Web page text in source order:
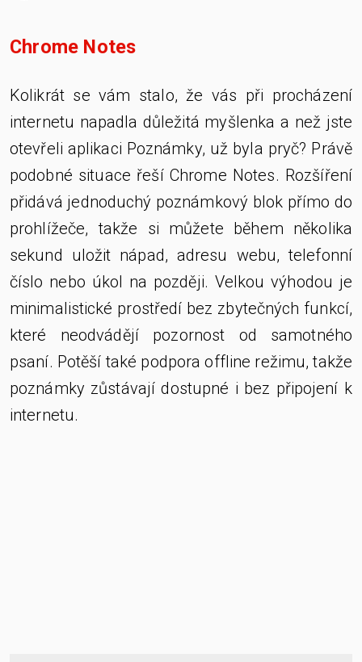
Chrome Notes
Kolikrát se vám stalo, že vás při procházení
internetu napadla důležitá myšlenka a než jste
otevřeli aplikaci Poznámky, už byla pryč? Právě
podobné situace řeší Chrome Notes. Rozšíření
přidává jednoduchý poznámkový blok přímo do
prohlížeče, takže si můžete během několika
sekund uložit nápad, adresu webu, telefonní
číslo nebo úkol na později. Velkou výhodou je
minimalistické prostředí bez zbytečných funkcí,
které neodvádějí pozornost od samotného
psaní. Potěší také podpora offline režimu, takže
poznámky zůstávají dostupné i bez připojení k
internetu.